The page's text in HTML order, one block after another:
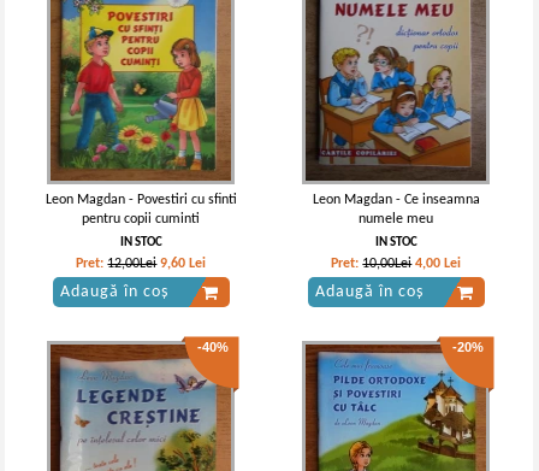
Leon Magdan - Povestiri cu sfinti
pentru copii cuminti
IN STOC
Pret:12,00Lei 9,60 Lei
Adaugă în coș
Leon Magdan - Ce inseamna
numele meu
IN STOC
Pret:10,00Lei 4,00 Lei
Adaugă în coș
-40% -20%